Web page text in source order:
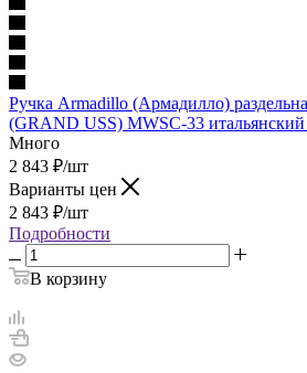
Ручка Armadillo (Армадилло)
(GRAND USS) MWSC-33
Много
2 843 ₽/шт
Варианты цен
2 843 ₽/шт
Подробности
В корзину